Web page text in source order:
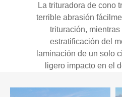
La trituradora de cono
terrible abrasión
trituración,
estratificación del
laminación de un solo
ligero impacto en el